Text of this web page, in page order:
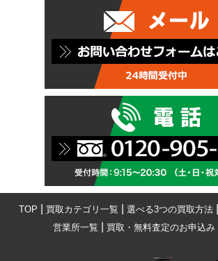
TOP 買取カテゴリ一覧 選べる3つの買取方法|
営業所一覧
買取・無料査定のお申込み|